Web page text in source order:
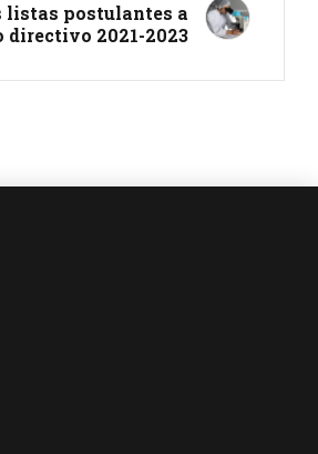
listas postulantes a
directivo 2021-2023